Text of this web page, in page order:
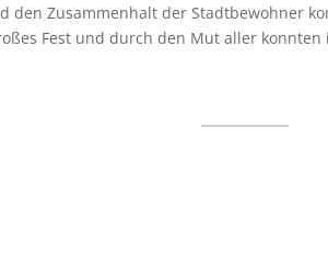
den Zusammenhalt der Stadtbewohner
Fest und durch den Mut aller